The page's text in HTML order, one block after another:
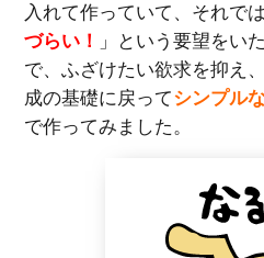
入れて作っていて、それでは
づらい！
」という要望をい
で、ふざけたい欲求を抑え
成の基礎に戻ってシンプル
で作ってみました。